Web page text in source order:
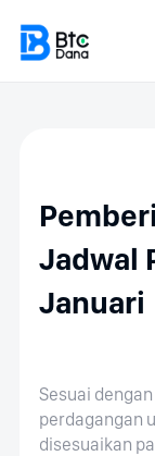
Jadwal
Januari
Sesuai
perdagangan
disesuaikan